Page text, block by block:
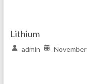
Lithium
admin